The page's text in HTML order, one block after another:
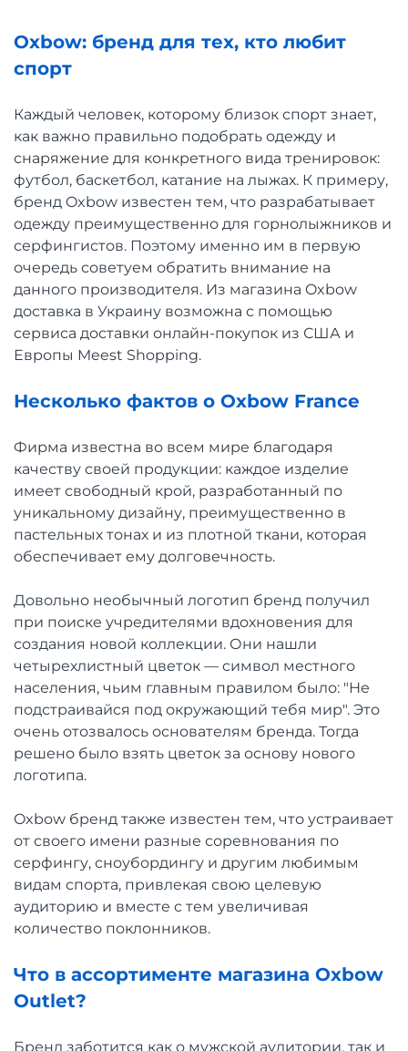
Oxbow: бренд для тех, кто любит
спорт
Каждый человек, которому близок спорт знает,
как важно правильно подобрать одежду и
снаряжение для конкретного вида тренировок:
футбол, баскетбол, катание на лыжах. К примеру,
бренд Oxbow известен тем, что разрабатывает
одежду преимущественно для горнолыжников и
серфингистов. Поэтому именно им в первую
очередь советуем обратить внимание на
данного производителя. Из магазина Oxbow
доставка в Украину возможна с помощью
сервиса доставки онлайн-покупок из США и
Европы Meest Shopping.
Несколько фактов о Oxbow France
Фирма известна во всем мире благодаря
качеству своей продукции: каждое изделие
имеет свободный крой, разработанный по
уникальному дизайну, преимущественно в
пастельных тонах и из плотной ткани, которая
обеспечивает ему долговечность.
Довольно необычный логотип бренд получил
при поиске учредителями вдохновения для
создания новой коллекции. Они нашли
четырехлистный цветок — символ местного
населения, чьим главным правилом было: "Не
подстраивайся под окружающий тебя мир". Это
очень отозвалось основателям бренда. Тогда
решено было взять цветок за основу нового
логотипа.
Oxbow бренд также известен тем, что устраивает
от своего имени разные соревнования по
серфингу, сноубордингу и другим любимым
видам спорта, привлекая свою целевую
аудиторию и вместе с тем увеличивая
количество поклонников.
Что в ассортименте магазина Oxbow
Outlet?
Бренд заботится как о мужской аудитории, так и